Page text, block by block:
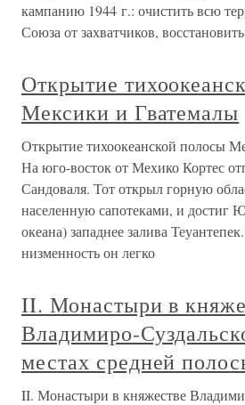
кампанию 1944 г.: очистить всю
Союза от захватчиков, восстановить
Открытие
Мексики и Гватемалы
Открытие тихоокеанской полосы
На юго-восток от Мехико Кортес
Сандоваля. Тот открыл горную
населенную сапотеками, и достиг
океана) западнее залива
низменность он легко
II. Монастыри в
Владимиро-
местах средней
II. Монастыри в княжестве